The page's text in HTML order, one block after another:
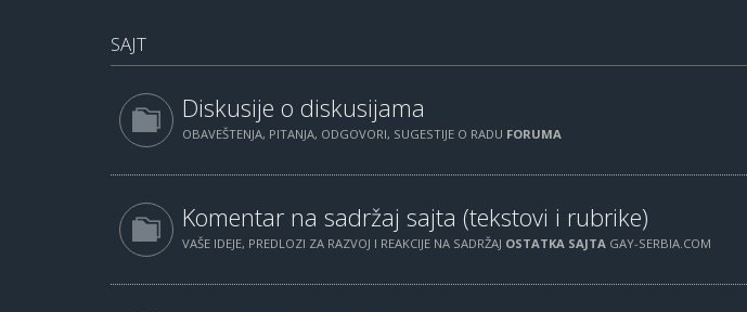
SAJT
Diskusije o diskusijama
OBAVEŠTENJA, PITANJA, ODGOVORI, SUGESTIJE O RADU FORUMA
Komentar na sadržaj sajta (tekstovi i rubrike)
VAŠE IDEJE, PREDLOZI ZA RAZVOJ I REAKCIJE NA SADRŽAJ OSTATKA SAJTA GAY-SERBIA.COM